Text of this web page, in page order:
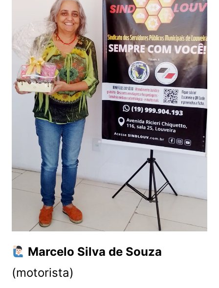
Marcelo Silva de Souza
(motorista)